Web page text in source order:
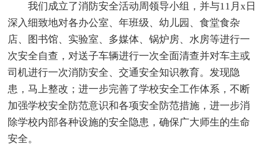
我们成立了消防安全活动周领导小组，并与11月x日
深入细致地对各办公室、年班级、幼儿园、食堂食杂
店、图书馆、实验室、多媒体、锅炉房、水房等进行一
次安全自查，对送子车辆进行一次全面清查并对车主或
司机进行一次消防安全、交通安全知识教育。发现隐
患，马上整改；进一步完善了学校安全工作体系，不断
加强学校安全防范意识和各项安全防范措施，进一步消
除学校内部各种设施的安全隐患，确保广大师生的生命
安全。